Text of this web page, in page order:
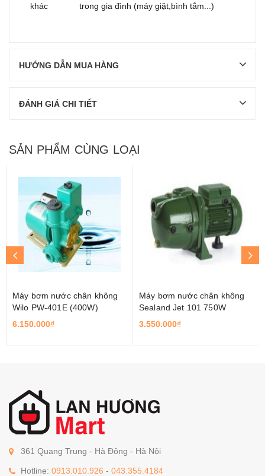
khác
trong gia đình (máy giặt,bình tắm...)
HƯỚNG DẪN MUA HÀNG
ĐÁNH GIÁ CHI TIẾT
SẢN PHẨM CÙNG LOẠI
Máy bơm nước chân không
Wilo PW-401E (400W)
6.150.000₫
Máy bơm nước chân không
Sealand Jet 101 750W
3.550.000₫
361 Quang Trung - Hà Đông - Hà Nội
Hotline: 0913.010.926 - 043.355.4184